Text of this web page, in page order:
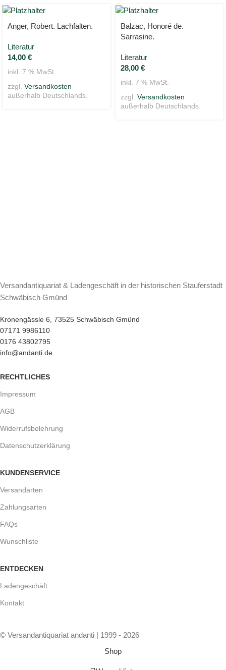
Anger, Robert. Lachfalten.
Literatur
14,00 €
inkl. 7 % MwSt.
zzgl. Versandkosten
außerhalb Deutschlands.
Balzac, Honoré de.
Sarrasine.
Literatur
28,00 €
inkl. 7 % MwSt.
zzgl. Versandkosten
außerhalb Deutschlands.
Versandantiquariat & Ladengeschäft in der historischen Stauferstadt
Schwäbisch Gmünd
Kronengässle 6, 73525 Schwäbisch Gmünd
07171 9986110
0176 43802795
info@andanti.de
RECHTLICHES
Impressum
AGB
Widerrufsbelehrung
Datenschutzerklärung
KUNDENSERVICE
Versandarten
Zahlungsarten
FAQs
Wunschliste
ENTDECKEN
Ladengeschäft
Kontakt
© Versandantiquariat andanti | 1999 - 2026
Shop